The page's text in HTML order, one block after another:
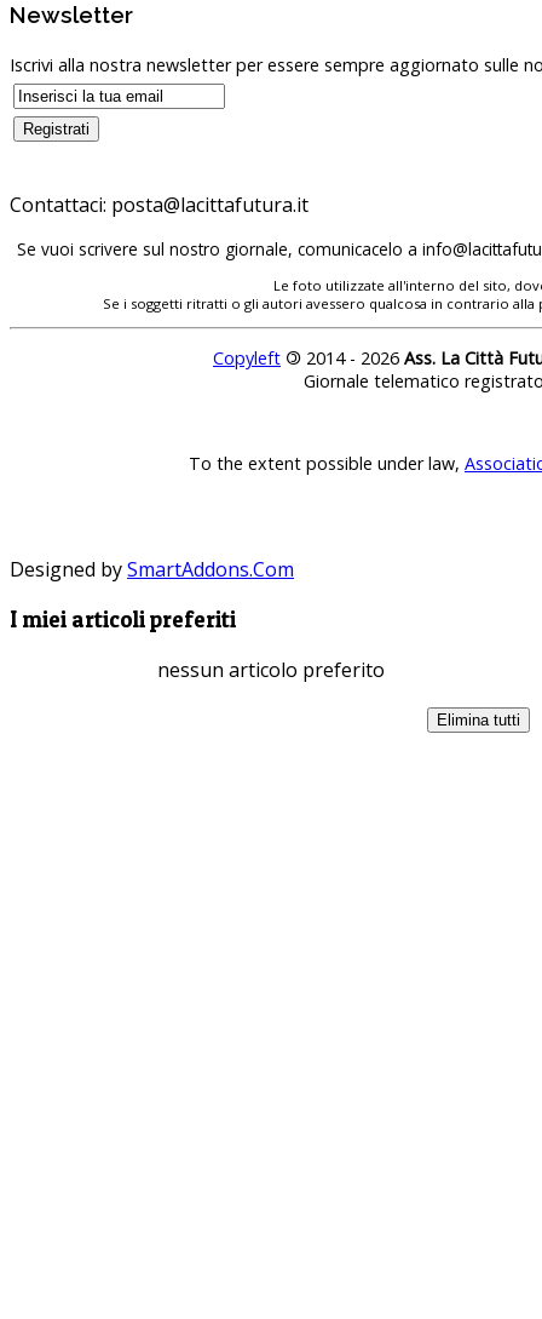
Newsletter
Iscrivi alla nostra newsletter per essere sempre aggiornato sulle
Contattaci:
Se vuoi scrivere sul nostro giornale, comunicacelo a
Le foto utilizzate all'interno del sito,
Se i soggetti ritratti o gli autori avessero qualcosa in contrario
Copyleft © 2014 - 2026 Ass. La Città
Giornale telematico
To the extent possible under law,
Designed bySmartAddons.Com
I miei articoli preferiti
nessun articolo preferito